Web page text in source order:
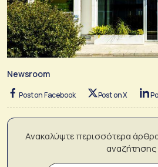
Newsroom
Post on Facebook Post on X
Ανακαλύψτε περισσότερα
αναζήτησης